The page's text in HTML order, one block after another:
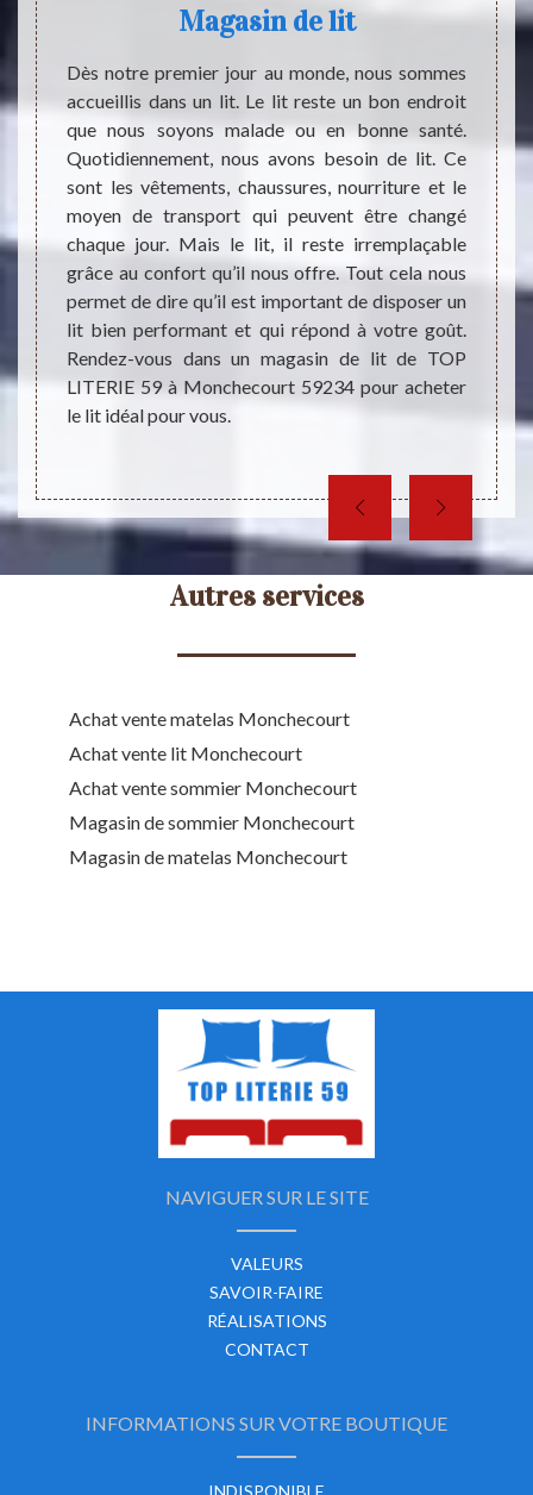
de
d’un
Par
de
ses
Magasin de lit
Dès notre premier jour au monde, nous sommes
accueillis dans un lit. Le lit reste un bon endroit
que nous soyons malade ou en bonne santé.
Quotidiennement, nous avons besoin de lit. Ce
sont les vêtements, chaussures, nourriture et le
moyen de transport qui peuvent être changé
chaque jour. Mais le lit, il reste irremplaçable
grâce au confort qu’il nous offre. Tout cela nous
permet de dire qu’il est important de disposer un
lit bien performant et qui répond à votre goût.
Rendez-vous dans un magasin de lit de TOP
LITERIE 59 à Monchecourt 59234 pour acheter
le lit idéal pour vous.
A
les
à
Autres services
Achat vente matelas Monchecourt
Achat vente lit Monchecourt
Achat vente sommier Monchecourt
Magasin de sommier Monchecourt
Magasin de matelas Monchecourt
NAVIGUER SUR LE SITE
VALEURS
SAVOIR-FAIRE
RÉALISATIONS
CONTACT
INFORMATIONS SUR VOTRE BOUTIQUE
INDISPONIBLE